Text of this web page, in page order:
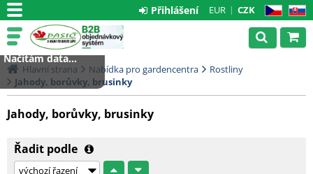
CZ SK
EUR CZK
Přihlášení
Hlavní strana Nabídka pro gardencentra
Rostliny
Jahody, borůvky, brusinky
Jahody, borůvky, brusinky
Řadit podle
Načítám data...